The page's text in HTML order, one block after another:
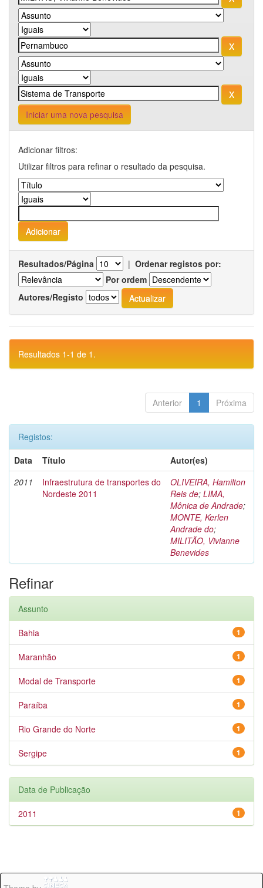
Iniciar uma nova pesquisa
Adicionar filtros:
Utilizar filtros para refinar o resultado da pesquisa.
Resultados/Página | Ordenar registos por:
Por ordem
Autores/Registo
Resultados 1-1 de 1.
Anterior 1 Próxima
Registos:
Data
Título
Autor(es)
2011
Infraestrutura de transportes do
Nordeste 2011
OLIVEIRA, Hamilton
Reis de; LIMA,
Mônica de Andrade;
MONTE, Kerlen
Andrade do;
MILITÃO, Vivianne
Benevides
Refinar
Assunto
1
Bahia
1
Maranhão
1
Modal de Transporte
1
Paraíba
1
Rio Grande do Norte
1
Sergipe
Data de Publicação
1
2011